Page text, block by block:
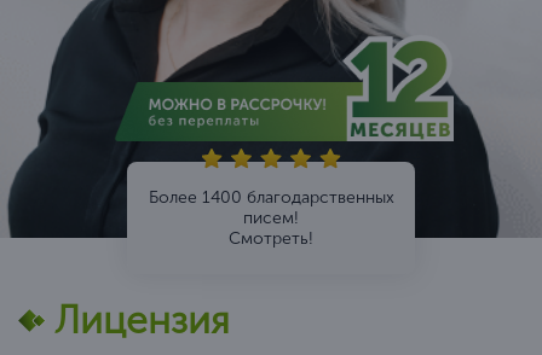
Более 1400 благодарственных
писем!
Смотреть!
Лицензия